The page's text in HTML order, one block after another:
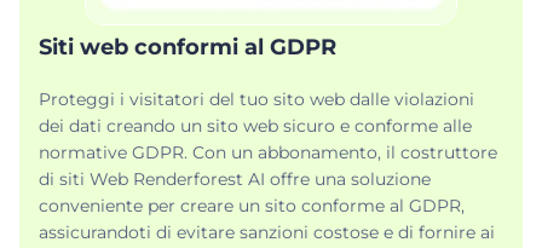
Siti web conformi al GDPR
Proteggi i visitatori del tuo sito web dalle violazioni
dei dati creando un sito web sicuro e conforme alle
normative GDPR. Con un abbonamento, il costruttore
di siti Web Renderforest AI offre una soluzione
conveniente per creare un sito conforme al GDPR,
assicurandoti di evitare sanzioni costose e di fornire ai